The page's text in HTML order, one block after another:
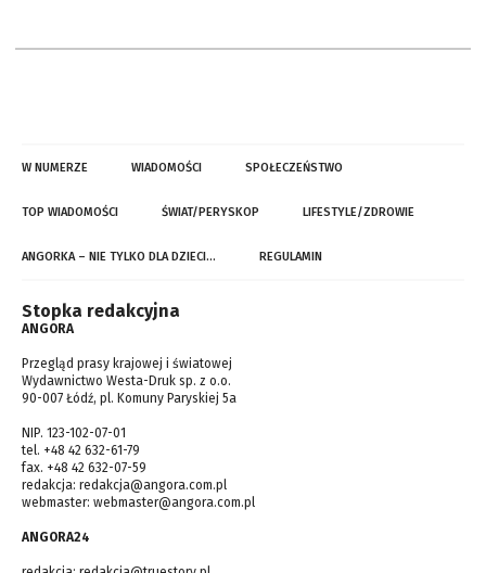
W NUMERZE WIADOMOŚCI SPOŁECZEŃSTWO
TOP WIADOMOŚCI ŚWIAT/PERYSKOP LIFESTYLE/ZDROWIE
ANGORKA – NIE TYLKO DLA DZIECI… REGULAMIN
Stopka redakcyjna
ANGORA
Przegląd prasy krajowej i światowej
Wydawnictwo Westa-Druk sp. z o.o.
90-007 Łódź, pl. Komuny Paryskiej 5a
NIP. 123-102-07-01
tel. +48 42 632-61-79
fax. +48 42 632-07-59
redakcja: redakcja@angora.com.pl
webmaster: webmaster@angora.com.pl
ANGORA24